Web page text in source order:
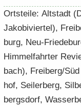
Orts­tei­le: Alt­stadt
Ja­ko­bi­vier­tel),
burg, Neu-​
Him­mel­fahr­ter
bach), Frei­berg/
hof, Sei­ler­berg,
bergs­dorf,